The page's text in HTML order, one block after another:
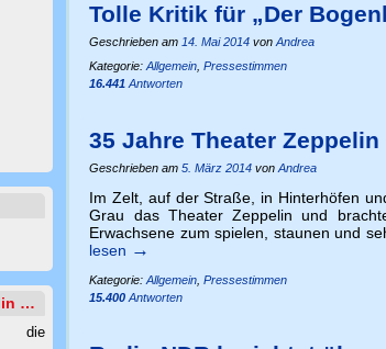
…
die
Tolle Kritik für „Der
Geschrieben am 14. Mai 2014 vonAndrea
Kategorie: Allgemein ,Pressestimmen
16.441 Antworten
35 Jahre Theater
Geschrieben am5. März 2014 vonAndrea
Im Zelt, auf der Straße, in Hinterhöfen
Grau das Theater Zeppelin und
Erwachsene zum spielen, staunen und
lesen →
Kategorie: Allgemein ,Pressestimmen
15.400 Antworten